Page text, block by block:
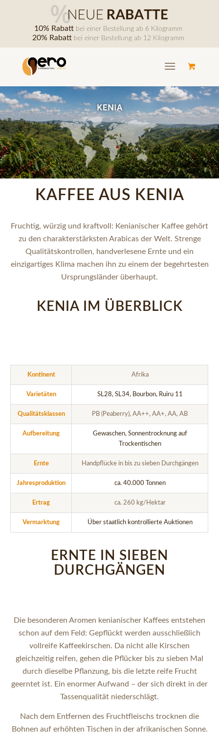
10% Rabatt bei einer Bestellung ab 6 Kilogramm
20% Rabatt bei einer Bestellung ab 12 Kilogramm
KAFFEE AUS KENIA
Fruchtig, würzig und kraftvoll: Kenianischer Kaffee gehört
zu den charakterstärksten Arabicas der Welt. Strenge
Qualitätskontrollen, handverlesene Ernte und ein
einzigartiges Klima machen ihn zu einem der begehrtesten
Ursprungsländer überhaupt.
KENIA IM ÜBERBLICK
Kontinent Afrika
Varietäten SL28, SL34, Bourbon, Ruiru 11
Qualitätsklassen PB (Peaberry), AA++, AA+, AA, AB
Aufbereitung
Gewaschen, Sonnentrocknung auf
Trockentischen
Ernte Handpflücke in bis zu sieben Durchgängen
Jahresproduktion ca. 40.000 Tonnen
Ertrag ca. 260 kg/Hektar
Vermarktung Über staatlich kontrollierte Auktionen
ERNTE IN SIEBEN
DURCHGÄNGEN
Die besonderen Aromen kenianischer Kaffees entstehen
schon auf dem Feld: Gepflückt werden ausschließlich
vollreife Kaffeekirschen. Da nicht alle Kirschen
gleichzeitig reifen, gehen die Pflücker bis zu sieben Mal
durch dieselbe Pflanzung, bis die letzte reife Frucht
geerntet ist. Ein enormer Aufwand – der sich direkt in der
Tassenqualität niederschlägt.
Nach dem Entfernen des Fruchtfleischs trocknen die
Bohnen auf erhöhten Tischen in der afrikanischen Sonne.